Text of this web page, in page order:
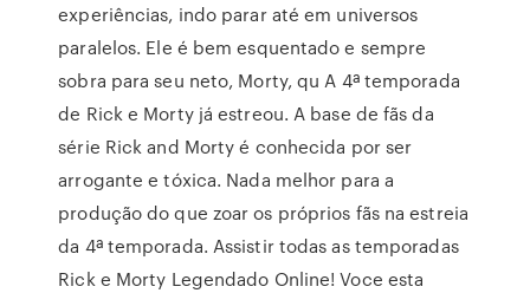
experiências, indo parar até em universos
paralelos. Ele é bem esquentado e sempre
sobra para seu neto, Morty, qu A 4ª temporada
de Rick e Morty já estreou. A base de fãs da
série Rick and Morty é conhecida por ser
arrogante e tóxica. Nada melhor para a
produção do que zoar os próprios fãs na estreia
da 4ª temporada. Assistir todas as temporadas
Rick e Morty Legendado Online! Voce esta